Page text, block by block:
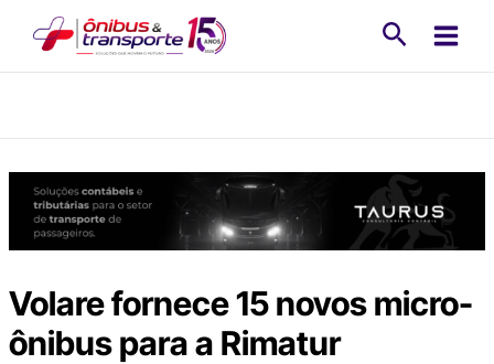
Volare fornece 15 novos micro-
ônibus para a Rimatur